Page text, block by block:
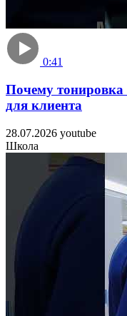
0:41
Почему тонировка
для клиента
28.07.2026 youtube
Школа